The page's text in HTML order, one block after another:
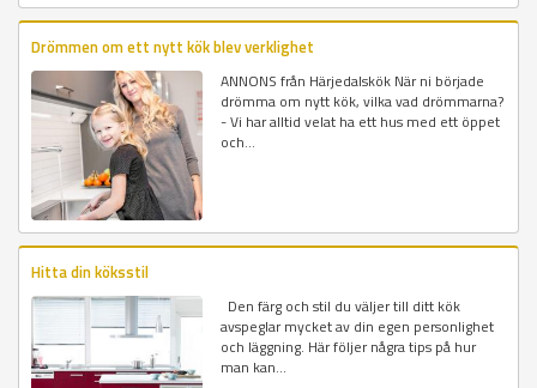
Drömmen om ett nytt kök blev verklighet
ANNONS från Härjedalskök När ni började
drömma om nytt kök, vilka vad drömmarna?
- Vi har alltid velat ha ett hus med ett öppet
och...
Hitta din köksstil
Den färg och stil du väljer till ditt kök
avspeglar mycket av din egen personlighet
och läggning. Här följer några tips på hur
man kan...